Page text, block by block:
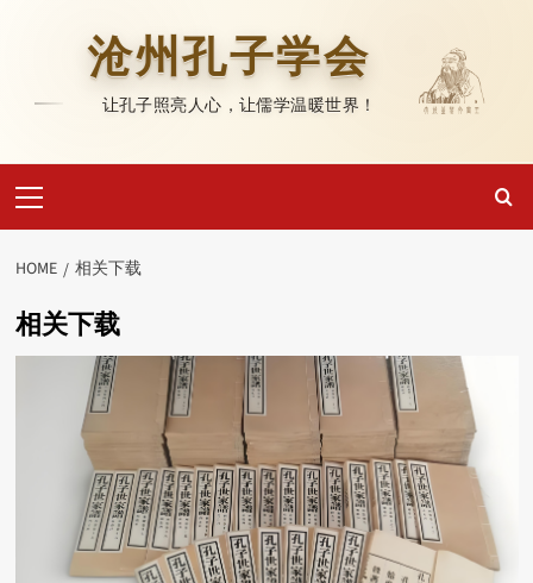
沧州孔子学会
让孔子照亮人心，让儒学温暖世界！
Menu
HOME 相关下载
相关下载